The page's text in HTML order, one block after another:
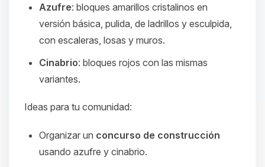
Azufre: bloques amarillos cristalinos en
versión básica, pulida, de ladrillos y esculpida,
con escaleras, losas y muros.
Cinabrio: bloques rojos con las mismas
variantes.
Ideas para tu comunidad:
Organizar un concurso de construcción
usando azufre y cinabrio.